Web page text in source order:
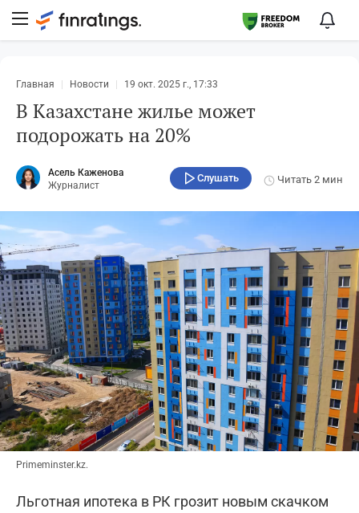
Главная Новости 19 окт. 2025 г., 17:33
В Казахстане жилье может
подорожать на 20%
Асель Каженова
Журналист
Слушать Читать 2 мин
Primeminster.kz.
Льготная ипотека в РК грозит новым скачком